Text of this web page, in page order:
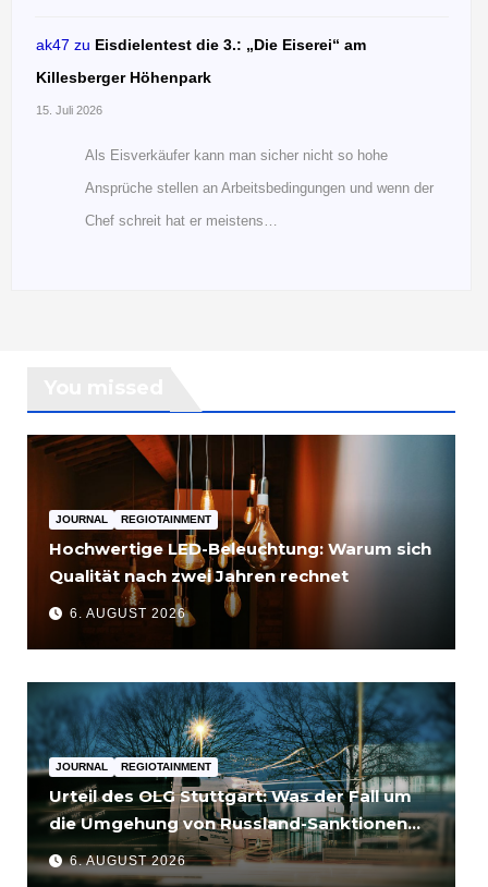
ak47 zu Eisdielentest die 3.: „Die Eiserei“ am
Killesberger Höhenpark
15. Juli 2026
Als Eisverkäufer kann man sicher nicht so hohe
Ansprüche stellen an Arbeitsbedingungen und wenn der
Chef schreit hat er meistens…
JOURNAL REGIOTAINMENT
Hochwertige LED-Beleuchtung: Warum sich
Qualität nach zwei Jahren rechnet
6. AUGUST 2026
JOURNAL REGIOTAINMENT
Urteil des OLG Stuttgart: Was der Fall um
die Umgehung von Russland-Sanktionen
für Unternehmen bedeutet
6. AUGUST 2026